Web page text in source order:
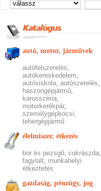
autó, motor, járművek
autófelszerelés,
autókereskedelem,
autósiskola, autószerelés,
haszongépjármű,
karosszéria,
motorkerékpár,
személygépkocsi,
tehergépjármű
élelmiszer, étkezés
bor és pezsgő, cukrászda,
fagylalt, munkahelyi
étkeztetés
gazdaság, pénzügy, jog